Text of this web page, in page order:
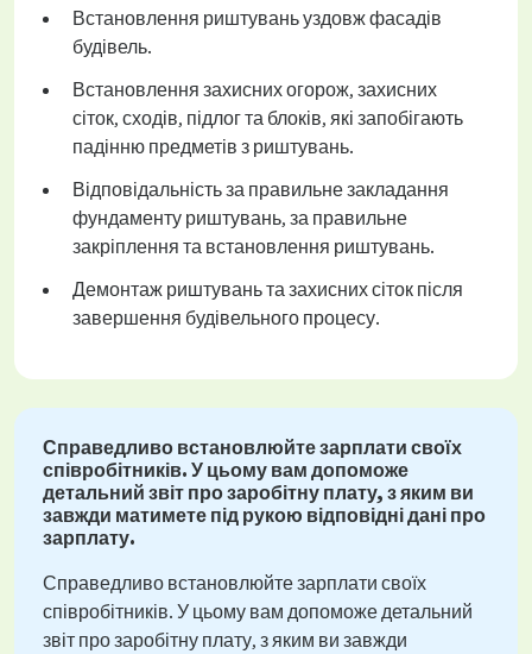
Встановлення риштувань уздовж фасадів
будівель.
Встановлення захисних огорож, захисних
сіток, сходів, підлог та блоків, які запобігають
падінню предметів з риштувань.
Відповідальність за правильне закладання
фундаменту риштувань, за правильне
закріплення та встановлення риштувань.
Демонтаж риштувань та захисних сіток після
завершення будівельного процесу.
Справедливо встановлюйте зарплати своїх
співробітників. У цьому вам допоможе
детальний звіт про заробітну плату, з яким ви
завжди матимете під рукою відповідні дані про
зарплату.
Справедливо встановлюйте зарплати своїх
співробітників. У цьому вам допоможе детальний
звіт про заробітну плату, з яким ви завжди